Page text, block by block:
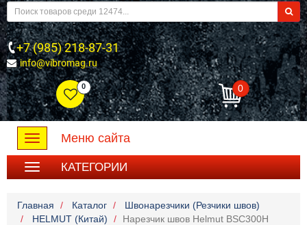
+7 (985) 218-87-31
info@vibromag.ru
0 0
Toggle
navigation
Меню сайта
КАТЕГОРИИ
Главная Каталог
Швонарезчики (Резчики швов)
HELMUT (Китай)
Нарезчик швов Helmut BSC300H